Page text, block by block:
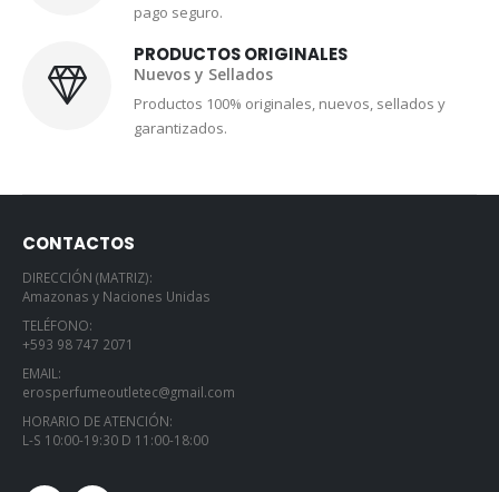
pago seguro.
PRODUCTOS ORIGINALES
Nuevos y Sellados
Productos 100% originales, nuevos, sellados y
garantizados.
CONTACTOS
DIRECCIÓN (MATRIZ):
Amazonas y Naciones Unidas
TELÉFONO:
+593 98 747 2071
EMAIL:
erosperfumeoutletec@gmail.com
HORARIO DE ATENCIÓN:
L-S 10:00-19:30 D 11:00-18:00